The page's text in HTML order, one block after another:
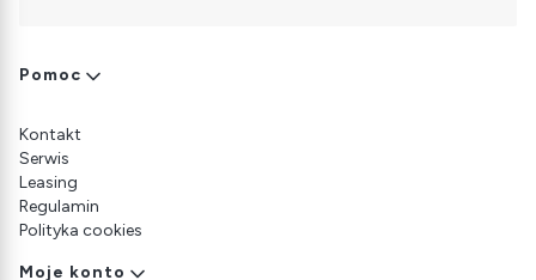
Linki w stopce
Pomoc
Kontakt
Serwis
Leasing
Regulamin
Polityka cookies
Moje konto